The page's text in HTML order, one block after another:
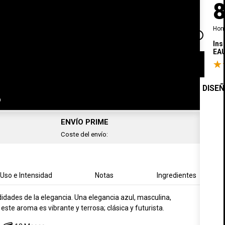
info_outline
ENVÍO PRIME
Coste del envío:
Uso e Intensidad Notas Ingredientes
de la elegancia. Una elegancia azul, masculina,
aroma es vibrante y terrosa; clásica y futurista.